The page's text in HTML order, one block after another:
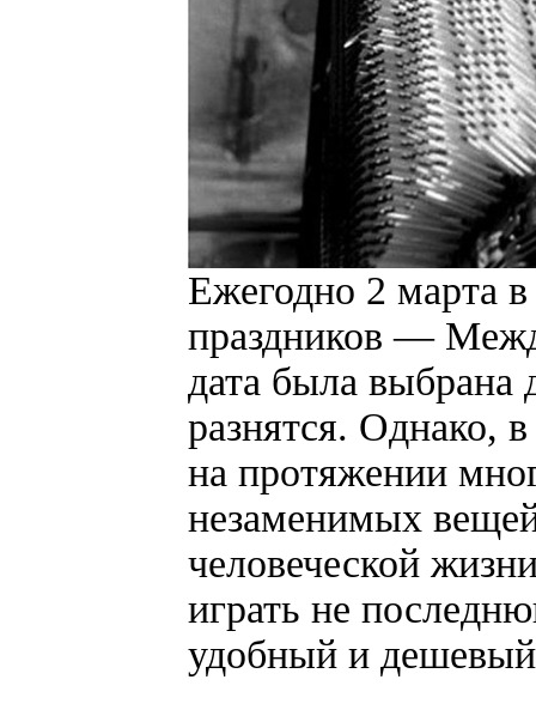
Ежегодно 2 марта
праздников —
дата была выбрана
разнятся. Однако,
на протяжении
незаменимых
человеческой
играть не
удобный и